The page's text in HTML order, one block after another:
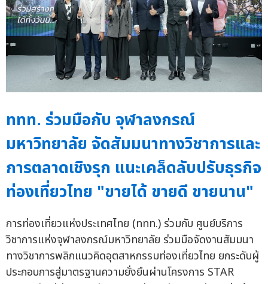
ททท. ร่วมมือกับ จุฬาลงกรณ์
มหาวิทยาลัย จัดสัมมนาทางวิชาการและ
การตลาดเชิงรุก แนะเคล็ดลับปรับธุรกิจ
ท่องเที่ยวไทย "ขายได้ ขายดี ขายนาน"
การท่องเที่ยวแห่งประเทศไทย (ททท.) ร่วมกับ ศูนย์บริการ
วิชาการแห่งจุฬาลงกรณ์มหาวิทยาลัย ร่วมมือจัดงานสัมมนา
ทางวิชาการพลิกแนวคิดอุตสาหกรรมท่องเที่ยวไทย ยกระดับผู้
ประกอบการสู่มาตรฐานความยั่งยืนผ่านโครงการ STAR